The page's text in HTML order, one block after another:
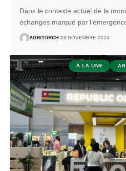
Dans le contexte actuel de la
échanges marqué par
AGRITORCH 28 NOVEMBRE 2024
A LA UNE